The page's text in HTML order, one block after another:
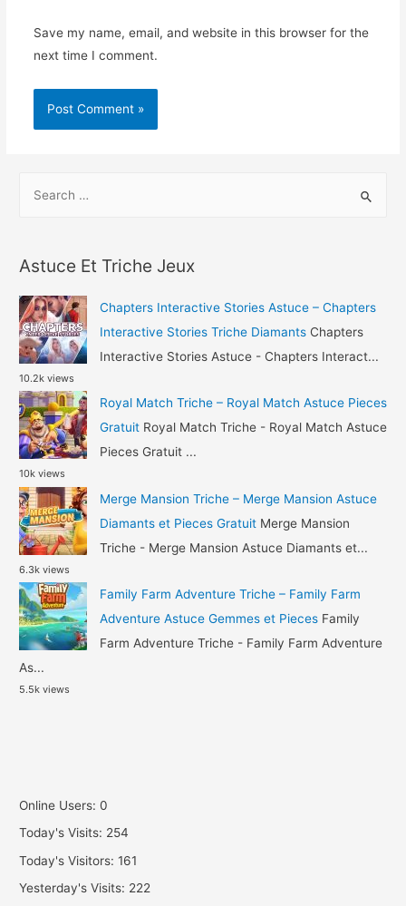
Save my name, email, and website in this browser for the
next time I comment.
h
f
o
r
:
Astuce Et Triche Jeux
Chapters Interactive Stories Astuce – Chapters
Interactive Stories Triche Diamants Chapters
Interactive Stories Astuce - Chapters Interact...
10.2k views
Royal Match Triche – Royal Match Astuce Pieces
Gratuit Royal Match Triche - Royal Match Astuce
Pieces Gratuit ...
10k views
Merge Mansion Triche – Merge Mansion Astuce
Diamants et Pieces Gratuit Merge Mansion
Triche - Merge Mansion Astuce Diamants et...
6.3k views
Family Farm Adventure Triche – Family Farm
Adventure Astuce Gemmes et Pieces Family
Farm Adventure Triche - Family Farm Adventure
As...
5.5k views
Online Users:0
Today's Visits: 254
Today's Visitors:161
Yesterday's Visits: 222